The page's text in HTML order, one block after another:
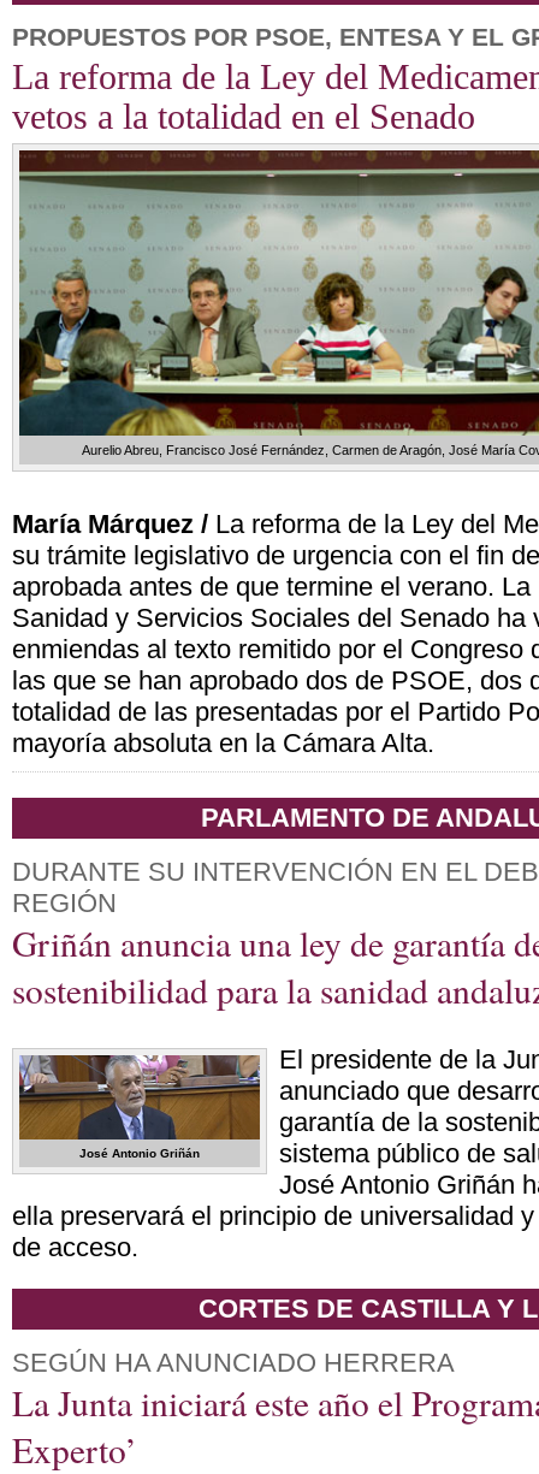
PROPUESTOS POR PSOE, ENTESA Y EL
La reforma de la Ley del
vetos a la totalidad en el Senado
Aurelio Abreu, Francisco José Fernández, Carmen de Aragón, José María
María Márquez / La reforma de la Ley del
su trámite legislativo de urgencia con el fin
aprobada antes de que termine el verano.
Sanidad y Servicios Sociales del Senado ha
enmiendas al texto remitido por el Congreso
las que se han aprobado dos de PSOE, dos
totalidad de las presentadas por el Partido
mayoría absoluta en la Cámara Alta.
PARLAMENTO DE
DURANTE SU INTERVENCIÓN EN EL
REGIÓN
Griñán anuncia una ley de garantía
sostenibilidad para la sanidad
José Antonio Griñán
El presidente de la
anunciado que
garantía de la
sistema público de
José Antonio Griñán
ella preservará el principio de universalidad
de acceso.
CORTES DE CASTILLA Y
SEGÚN HA ANUNCIADO HERRERA
La Junta iniciará este año el
Experto’